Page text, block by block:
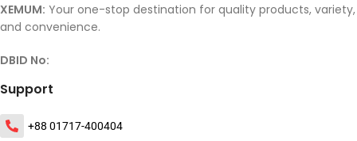
XEMUM: Your one-stop destination for quality products, variety,
and convenience.
DBID No:
Support
+88 01717-400404